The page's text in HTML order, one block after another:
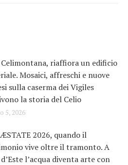
riaffiora un edificio
Mosaici, affreschi e nuove
sulla caserma dei Vigiles
la storia del Celio
5, 2026
2026, quando il
vive oltre il tramonto. A
l’acqua diventa arte con